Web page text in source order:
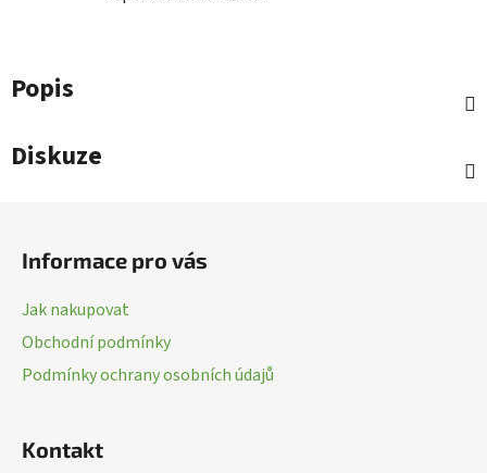
Popis
Diskuze
Informace pro vás
Jak nakupovat
Obchodní podmínky
Podmínky ochrany osobních údajů
Kontakt